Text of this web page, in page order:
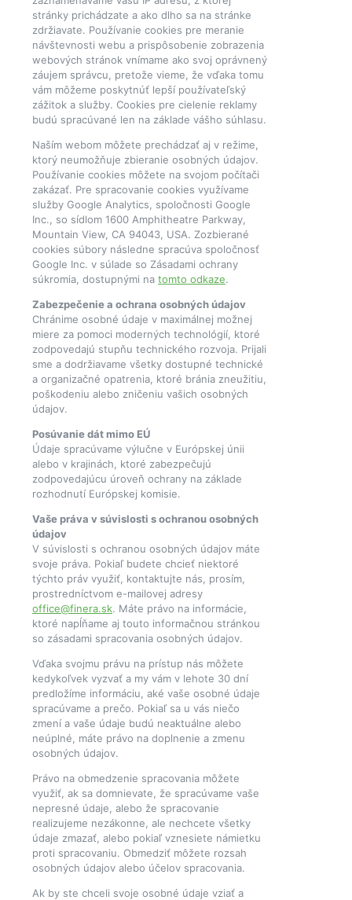
stránky prichádzate a ako dlho sa na stránke
zdržiavate. Používanie cookies pre meranie
návštevnosti webu a prispôsobenie zobrazenia
webových stránok vnímame ako svoj oprávnený
záujem správcu, pretože vieme, že vďaka tomu
vám môžeme poskytnúť lepší používateľský
zážitok a služby. Cookies pre cielenie reklamy
budú spracúvané len na základe vášho súhlasu.
Naším webom môžete prechádzať aj v režime,
ktorý neumožňuje zbieranie osobných údajov.
Používanie cookies môžete na svojom počítači
zakázať. Pre spracovanie cookies využívame
služby Google Analytics, spoločnosti Google
Inc., so sídlom 1600 Amphitheatre Parkway,
Mountain View, CA 94043, USA. Zozbierané
cookies súbory následne spracúva spoločnosť
Google Inc. v súlade so Zásadami ochrany
súkromia, dostupnými na tomto odkaze.
Zabezpečenie a ochrana osobných údajov
Chránime osobné údaje v maximálnej možnej
miere za pomoci moderných technológií, ktoré
zodpovedajú stupňu technického rozvoja. Prijali
sme a dodržiavame všetky dostupné technické
a organizačné opatrenia, ktoré bránia zneužitiu,
poškodeniu alebo zničeniu vašich osobných
údajov.
Posúvanie dát mimo EÚ
Údaje spracúvame výlučne v Európskej únii
alebo v krajinách, ktoré zabezpečujú
zodpovedajúcu úroveň ochrany na základe
rozhodnutí Európskej komisie.
Vaše práva v súvislosti s ochranou osobných
údajov
V súvislosti s ochranou osobných údajov máte
svoje práva. Pokiaľ budete chcieť niektoré
týchto práv využiť, kontaktujte nás, prosím,
prostredníctvom e-mailovej adresy
office@finera.sk. Máte právo na informácie,
ktoré napĺňame aj touto informačnou stránkou
so zásadami spracovania osobných údajov.
Vďaka svojmu právu na prístup nás môžete
kedykoľvek vyzvať a my vám v lehote 30 dní
predložíme informáciu, aké vaše osobné údaje
spracúvame a prečo. Pokiaľ sa u vás niečo
zmení a vaše údaje budú neaktuálne alebo
neúplné, máte právo na doplnenie a zmenu
osobných údajov.
Právo na obmedzenie spracovania môžete
využiť, ak sa domnievate, že spracúvame vaše
nepresné údaje, alebo že spracovanie
realizujeme nezákonne, ale nechcete všetky
údaje zmazať, alebo pokiaľ vznesiete námietku
proti spracovaniu. Obmedziť môžete rozsah
osobných údajov alebo účelov spracovania.
Ak by ste chceli svoje osobné údaje vziať a